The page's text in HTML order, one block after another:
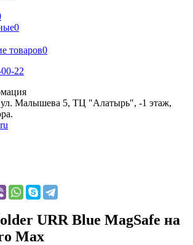
0
товаров0
22
ул. Малышева 5, ТЦ "Алатырь", -1 этаж,
URR Blue MagSafe на
Max